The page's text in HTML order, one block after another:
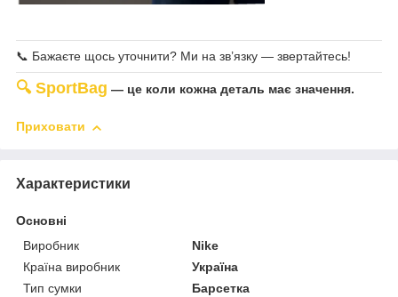
📞 Бажаєте щось уточнити? Ми на зв’язку — звертайтесь!
🔍 SportBag — це коли кожна деталь має значення.
Приховати
Характеристики
Основні
Виробник
Nike
Країна виробник
Україна
Тип сумки
Барсетка